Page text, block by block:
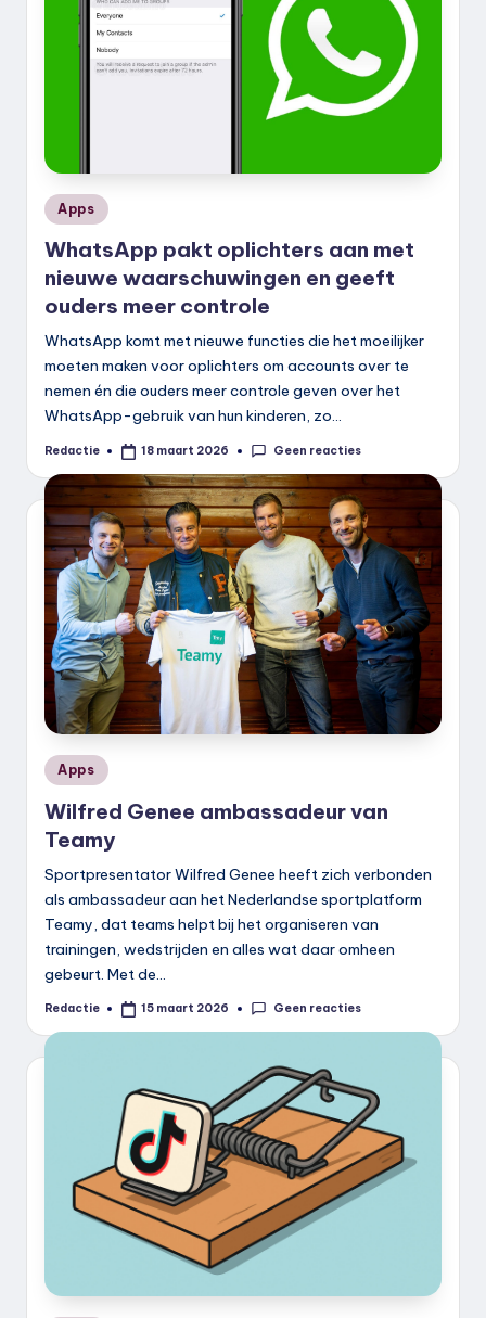
Geplaatst
in
Apps
WhatsApp pakt oplichters aan met
nieuwe waarschuwingen en geeft
ouders meer controle
WhatsApp komt met nieuwe functies die het moeilijker
moeten maken voor oplichters om accounts over te
nemen én die ouders meer controle geven over het
WhatsApp-gebruik van hun kinderen, zo…
Geplaatst
Redactie 18 maart 2026 Geen reacties
Geplaatst
in
Apps
Wilfred Genee ambassadeur van
Teamy
Sportpresentator Wilfred Genee heeft zich verbonden
als ambassadeur aan het Nederlandse sportplatform
Teamy, dat teams helpt bij het organiseren van
trainingen, wedstrijden en alles wat daar omheen
gebeurt. Met de…
Geplaatst
Redactie 15 maart 2026 Geen reacties